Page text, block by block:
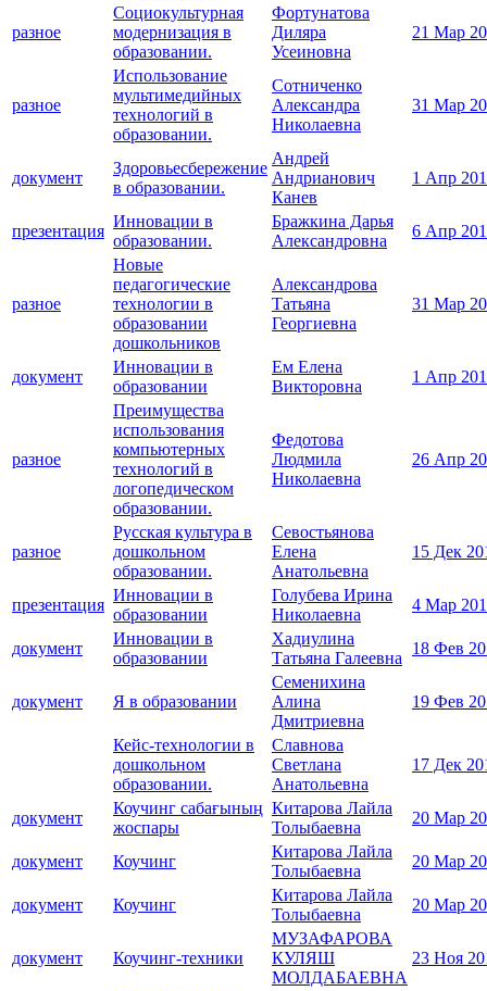
разное
Социокультурная
модернизация в
образовании.
Фортунатова
Диляра
Усеиновна
21 Мар
разное
Использование
мультимедийных
технологий в
образовании.
Сотниченко
Александра
Николаевна
31 Мар
документ
Здоровьесбережение
в образовании.
Андрей
Андрианович
Канев
1 Апр
презентация
Инновации в
образовании.
Бражкина Дарья
Александровна
6 Апр
разное
Новые
педагогические
технологии в
образовании
дошкольников
Александрова
Татьяна
Георгиевна
31 Мар
документ
Инновации в
образовании
Ем Елена
Викторовна
1 Апр
разное
Преимущества
использования
компьютерных
технологий в
логопедическом
образовании.
Федотова
Людмила
Николаевна
26 Апр
разное
Русская культура в
дошкольном
образовании.
Севостьянова
Елена
Анатольевна
15 Дек
презентация
Инновации в
образовании
Голубева Ирина
Николаевна
4 Мар
документ
Инновации в
образовании
Хадиулина
Татьяна Галеевна
18 Фев
документ Я в образовании
Семенихина
Алина
Дмитриевна
19 Фев
Кейс-технологии в
дошкольном
образовании.
Славнова
Светлана
Анатольевна
17 Дек
документ
Коучинг сабағының
жоспары
Китарова Лайла
Толыбаевна
20 Мар
документ Коучинг
Китарова Лайла
Толыбаевна
20 Мар
документ Коучинг
Китарова Лайла
Толыбаевна
20 Мар
документ Коучинг-техники
МУЗАФАРОВА
КУЛЯШ
МОЛДАБАЕВНА
23 Ноя